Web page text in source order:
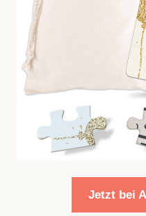
Jetzt bei